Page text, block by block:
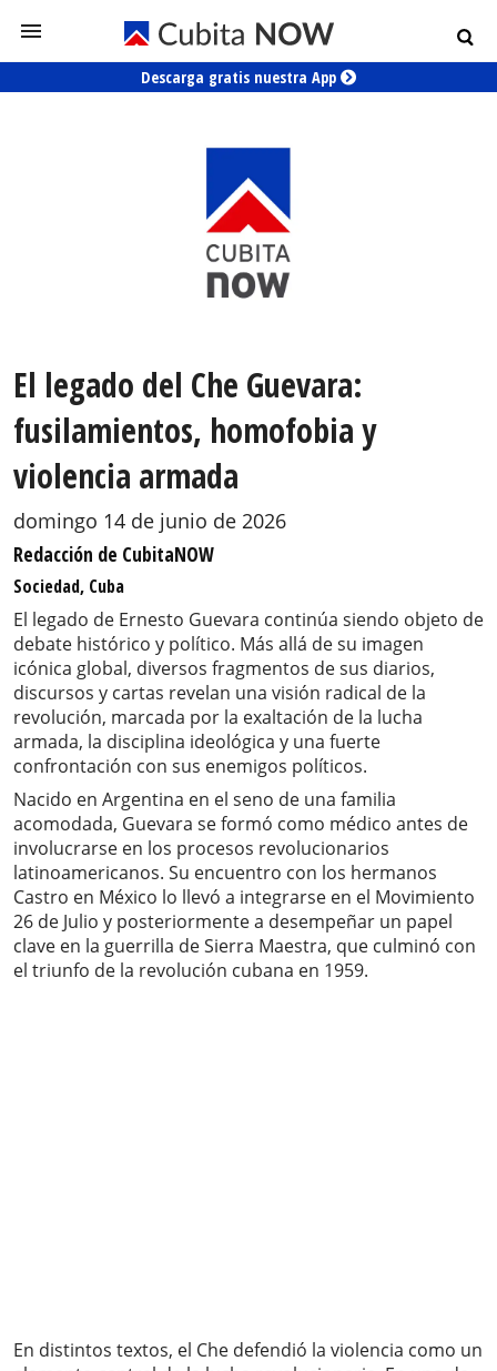
Descarga gratis nuestra App
El legado del Che Guevara:
fusilamientos, homofobia y
violencia armada
domingo 14 de junio de 2026
Redacción de CubitaNOW
Sociedad, Cuba
El legado de Ernesto Guevara continúa siendo objeto de
debate histórico y político. Más allá de su imagen
icónica global, diversos fragmentos de sus diarios,
discursos y cartas revelan una visión radical de la
revolución, marcada por la exaltación de la lucha
armada, la disciplina ideológica y una fuerte
confrontación con sus enemigos políticos.
Nacido en Argentina en el seno de una familia
acomodada, Guevara se formó como médico antes de
involucrarse en los procesos revolucionarios
latinoamericanos. Su encuentro con los hermanos
Castro en México lo llevó a integrarse en el Movimiento
26 de Julio y posteriormente a desempeñar un papel
clave en la guerrilla de Sierra Maestra, que culminó con
el triunfo de la revolución cubana en 1959.
En distintos textos, el Che defendió la violencia como un